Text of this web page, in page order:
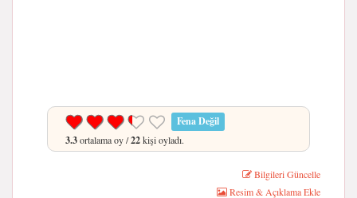
Fena Değil
3.3ortalama oy /22kişi oyladı.
Bilgileri Güncelle
Resim & Açıklama Ekle